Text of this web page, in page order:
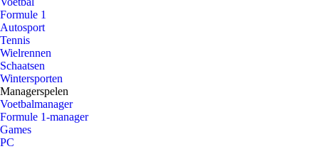
Formule 1
Autosport
Tennis
Wielrennen
Schaatsen
Wintersporten
Managerspelen
Voetbalmanager
Formule 1-manager
Games
PC